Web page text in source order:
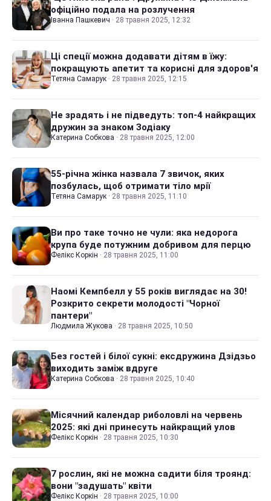
офіційно подала на розлучення
Іванна Пашкевич · 28 травня 2025, 12:32
Ці спеції можна додавати дітям в їжу:
покращують апетит та корисні для здоров'я
Тетяна Самарук · 28 травня 2025, 12:15
Не зрадять і не підведуть: топ-4 найкращих
дружин за знаком Зодіаку
Катерина Собкова · 28 травня 2025, 12:00
55-річна жінка назвала 7 звичок, яких
позбулась, щоб отримати тіло мрії
Тетяна Самарук · 28 травня 2025, 11:10
Ви про таке точно не чули: яка недорога
крупа буде потужним добривом для перцю
Фелікс Коркін · 28 травня 2025, 11:00
Наомі Кемпбелл у 55 років виглядає на 30!
Розкрито секрети молодості "Чорної
пантери"
Людмила Жукова · 28 травня 2025, 10:50
Без гостей і білої сукні: ексдружина Дзідзьо
виходить заміж вдруге
Катерина Собкова · 28 травня 2025, 10:40
Місячний календар риболовлі на червень
2025: які дні принесуть найкращий улов
Фелікс Коркін · 28 травня 2025, 10:30
7 рослин, які не можна садити біля троянд:
вони "задушать" квіти
Фелікс Коркін · 28 травня 2025, 10:00